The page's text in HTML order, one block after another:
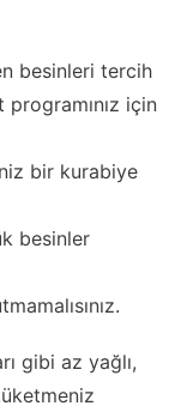
besinleri tercih
programınız için
bir kurabiye
besinler
gibi az yağlı,